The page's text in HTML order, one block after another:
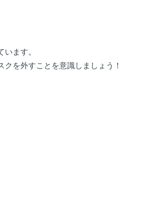
ます。
を外すことを意識しましょう！